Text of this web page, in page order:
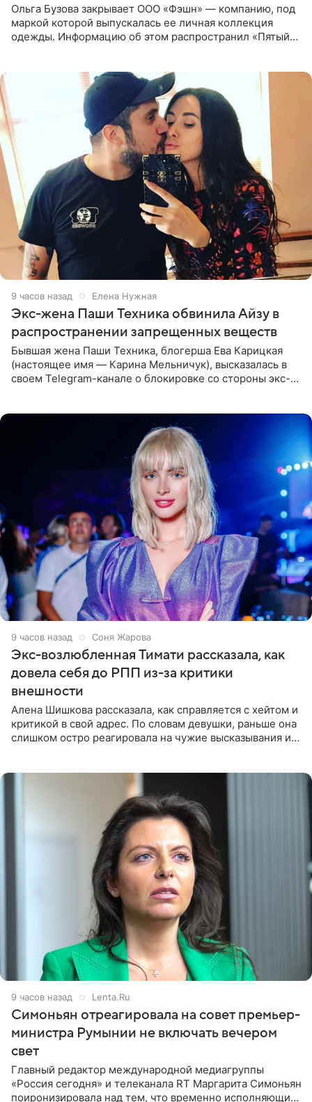
Ольга Бузова закрывает ООО «Фэшн» — компанию, под
маркой которой выпускалась ее личная коллекция
одежды. Информацию об этом распространил «Пятый
9 часов назад Елена Нужная
Экс-жена Паши Техника обвинила Айзу в
распространении запрещенных веществ
Бывшая жена Паши Техника, блогерша Ева Карицкая
(настоящее имя — Карина Мельничук), высказалась в
своем Telegram-канале о блокировке со стороны экс-
9 часов назад Соня Жарова
Экс-возлюбленная Тимати рассказала, как
довела себя до РПП из-за критики
внешности
Алена Шишкова рассказала, как справляется с хейтом и
критикой в свой адрес. По словам девушки, раньше она
слишком остро реагировала на чужие высказывания и
9 часов назад Lenta.Ru
Симоньян отреагировала на совет премьер-
министра Румынии не включать вечером
свет
Главный редактор международной медиагруппы
«Россия сегодня» и телеканала RT Маргарита Симоньян
поиронизировала над тем, что временно исполняющий